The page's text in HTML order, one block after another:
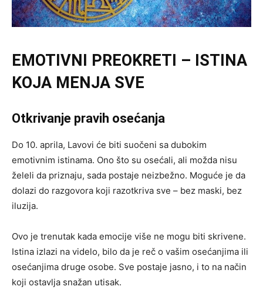
EMOTIVNI PREOKRETI – ISTINA
KOJA MENJA SVE
Otkrivanje pravih osećanja
Do 10. aprila, Lavovi će biti suočeni sa dubokim
emotivnim istinama. Ono što su osećali, ali možda nisu
želeli da priznaju, sada postaje neizbežno. Moguće je da
dolazi do razgovora koji razotkriva sve – bez maski, bez
iluzija.
Ovo je trenutak kada emocije više ne mogu biti skrivene.
Istina izlazi na videlo, bilo da je reč o vašim osećanjima ili
osećanjima druge osobe. Sve postaje jasno, i to na način
koji ostavlja snažan utisak.